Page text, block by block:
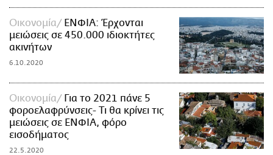
Οικονομία
ΕΝΦΙΑ: Έρχονται
μειώσεις σε 450.000 ιδιοκτήτες
ακινήτων
6.10.2020
Οικονομία
Για το 2021 πάνε 5
φοροελαφρύνσεις- Τι θα κρίνει τις
μειώσεις σε ΕΝΦΙΑ, φόρο
εισοδήματος
22.5.2020